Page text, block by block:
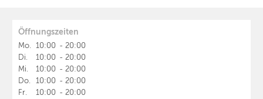
Öffnungszeiten
Mo. 10:00 - 20:00
Di.
10:00 - 20:00
Mi.
10:00 - 20:00
Do.
10:00 - 20:00
Fr.
10:00 - 20:00